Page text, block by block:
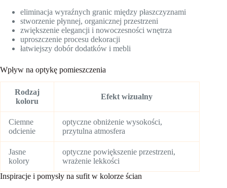
eliminacja wyraźnych granic między płaszczyznami
stworzenie płynnej, organicznej przestrzeni
zwiększenie elegancji i nowoczesności wnętrza
uproszczenie procesu dekoracji
łatwiejszy dobór dodatków i mebli
Wpływ na optykę pomieszczenia
Rodzaj
koloru
Efekt wizualny
Ciemne
odcienie
optyczne obniżenie wysokości,
przytulna atmosfera
Jasne
kolory
optyczne powiększenie przestrzeni,
wrażenie lekkości
Inspiracje i pomysły na sufit w kolorze ścian